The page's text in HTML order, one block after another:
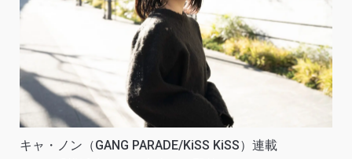
キャ・ノン（GANG PARADE/KiSS KiSS）連載